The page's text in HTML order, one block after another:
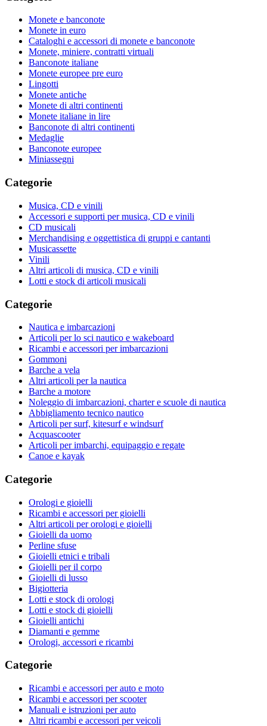
Monete e banconote
Monete in euro
Cataloghi e accessori di monete e banconote
Monete, miniere, contratti virtuali
Banconote italiane
Monete europee pre euro
Lingotti
Monete antiche
Monete di altri continenti
Monete italiane in lire
Banconote di altri continenti
Medaglie
Banconote europee
Miniassegni
Categorie
Musica, CD e vinili
Accessori e supporti per musica, CD e vinili
CD musicali
Merchandising e oggettistica di gruppi e cantanti
Musicassette
Vinili
Altri articoli di musica, CD e vinili
Lotti e stock di articoli musicali
Categorie
Nautica e imbarcazioni
Articoli per lo sci nautico e wakeboard
Ricambi e accessori per imbarcazioni
Gommoni
Barche a vela
Altri articoli per la nautica
Barche a motore
Noleggio di imbarcazioni, charter e scuole di nautica
Abbigliamento tecnico nautico
Articoli per surf, kitesurf e windsurf
Acquascooter
Articoli per imbarchi, equipaggio e regate
Canoe e kayak
Categorie
Orologi e gioielli
Ricambi e accessori per gioielli
Altri articoli per orologi e gioielli
Gioielli da uomo
Perline sfuse
Gioielli etnici e tribali
Gioielli per il corpo
Gioielli di lusso
Bigiotteria
Lotti e stock di orologi
Lotti e stock di gioielli
Gioielli antichi
Diamanti e gemme
Orologi, accessori e ricambi
Categorie
Ricambi e accessori per auto e moto
Ricambi e accessori per scooter
Manuali e istruzioni per auto
Altri ricambi e accessori per veicoli